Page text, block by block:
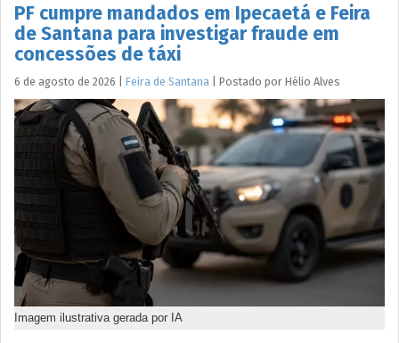
PF cumpre mandados em Ipecaetá e Feira
de Santana para investigar fraude em
concessões de táxi
6 de agosto de 2026 Feira de Santana Postado por Hélio Alves
Imagem ilustrativa gerada por IA